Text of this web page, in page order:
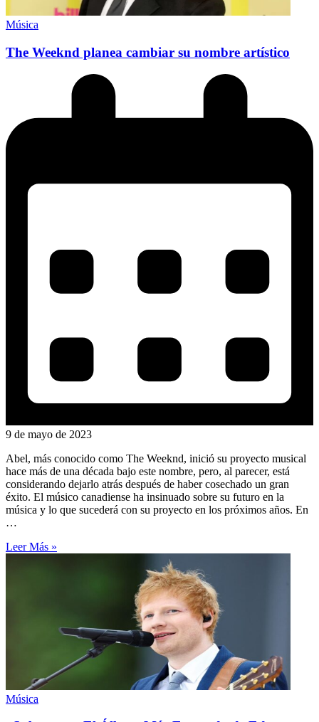
Música
The Weeknd planea cambiar su nombre artístico
9 de mayo de 2023
Abel, más conocido como The Weeknd, inició su proyecto musical
hace más de una década bajo este nombre, pero, al parecer, está
considerando dejarlo atrás después de haber cosechado un gran
éxito. El músico canadiense ha insinuado sobre su futuro en la
música y lo que sucederá con su proyecto en los próximos años. En
…
Leer Más »
Música